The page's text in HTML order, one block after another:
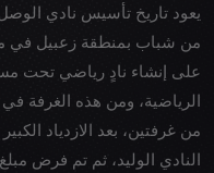
من شباب بمنطقة زعبيل في
على إنشاء نادٍ رياضي تحت
الرياضية، ومن هذه الغرفة
من غرفتين، بعد الازدياد
النادي الوليد، ثم تم فرض